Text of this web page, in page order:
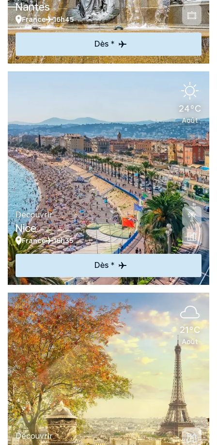
Nantes
France 16h45
Dès *
24°C
Août
Découvrir
Nice
France 16h35
Dès *
21°C
Août
Découvrir